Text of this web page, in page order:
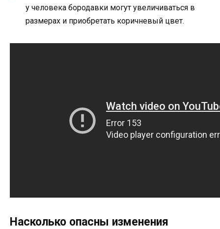
у человека бородавки могут увеличиваться в
размерах и приобретать коричневый цвет.
Насколько опасны изменения